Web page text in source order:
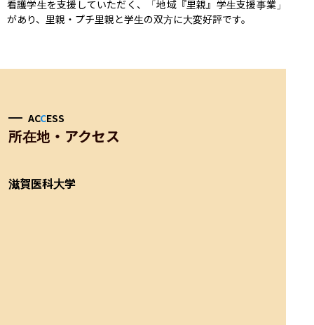
看護学生を支援していただく、「地域『里親』学生支援事業」
があり、里親・プチ里親と学生の双方に大変好評です。
ACCESS
所在地・アクセス
滋賀医科大学